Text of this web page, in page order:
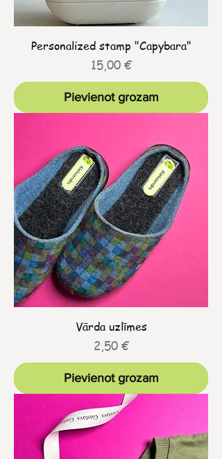
Personalized stamp "Capybara"
Cena
15,00 €
Pievienot grozam
Vārda uzlīmes
Cena
2,50 €
Pievienot grozam